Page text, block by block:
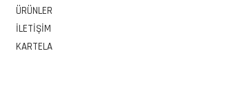
ÜRÜNLER
İLETIŞIM
KARTELA